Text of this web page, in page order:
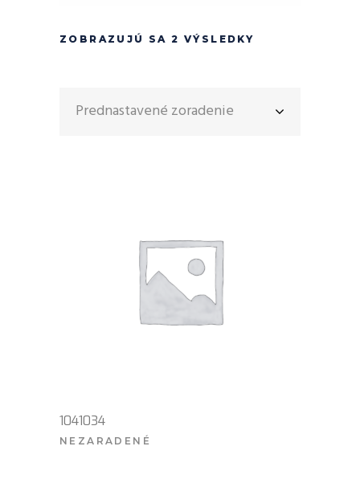
ZOBRAZUJÚ SA 2 VÝSLEDKY
Prednastavené zoradenie
1041034
NEZARADENÉ